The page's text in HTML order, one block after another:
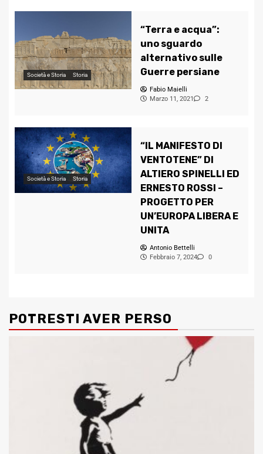
Società e Storia Storia
“Terra e acqua”:
uno sguardo
alternativo sulle
Guerre persiane
Fabio Maielli
Marzo 11, 2021
2
Società e Storia Storia
“IL MANIFESTO DI
VENTOTENE” DI
ALTIERO SPINELLI ED
ERNESTO ROSSI –
PROGETTO PER
UN’EUROPA LIBERA E
UNITA
Antonio Bettelli
Febbraio 7, 2024
0
POTRESTI AVER PERSO